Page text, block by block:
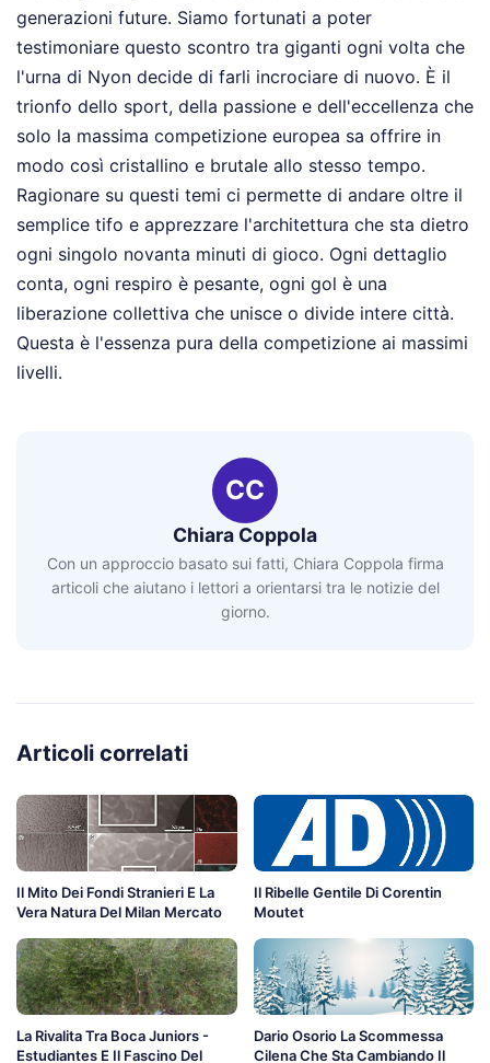
generazioni future. Siamo fortunati a poter
testimoniare questo scontro tra giganti ogni volta che
l'urna di Nyon decide di farli incrociare di nuovo. È il
trionfo dello sport, della passione e dell'eccellenza che
solo la massima competizione europea sa offrire in
modo così cristallino e brutale allo stesso tempo.
Ragionare su questi temi ci permette di andare oltre il
semplice tifo e apprezzare l'architettura che sta dietro
ogni singolo novanta minuti di gioco. Ogni dettaglio
conta, ogni respiro è pesante, ogni gol è una
liberazione collettiva che unisce o divide intere città.
Questa è l'essenza pura della competizione ai massimi
livelli.
CC
Chiara Coppola
Con un approccio basato sui fatti, Chiara Coppola firma
articoli che aiutano i lettori a orientarsi tra le notizie del
giorno.
Articoli correlati
Il Mito Dei Fondi Stranieri E La
Vera Natura Del Milan Mercato
Il Ribelle Gentile Di Corentin
Moutet
La Rivalita Tra Boca Juniors -
Estudiantes E Il Fascino Del
Dario Osorio La Scommessa
Cilena Che Sta Cambiando Il